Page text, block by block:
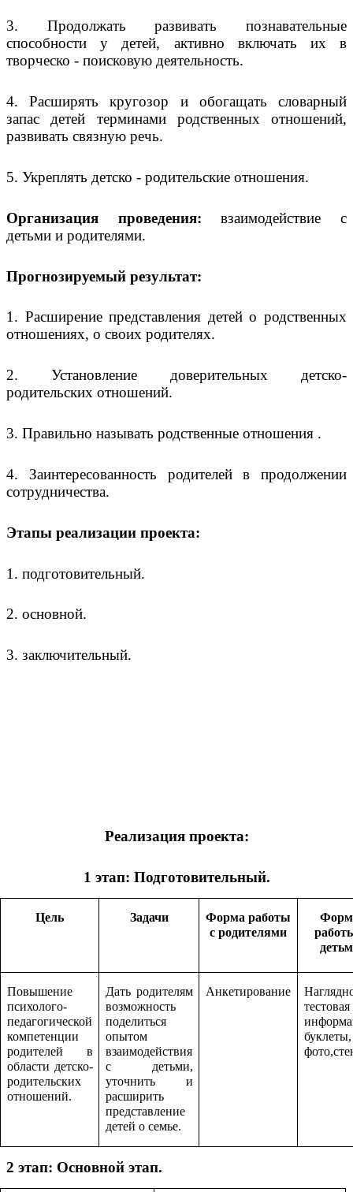
3. Продолжать развивать познавательные
способности у детей, активно включать их в
творческо - поисковую деятельность.
4. Расширять кругозор и обогащать словарный
запас детей терминами родственных отношений,
развивать связную речь.
5. Укреплять детско - родительские отношения.
Организация проведения: взаимодействие с
детьми и родителями.
Прогнозируемый результат:
1. Расширение представления детей о родственных
отношениях, о своих родителях.
2. Установление доверительных детско-
родительских отношений.
3. Правильно называть родственные отношения .
4. Заинтересованность родителей в продолжении
сотрудничества.
Этапы реализации проекта:
1. подготовительный.
2. основной.
3. заключительный.
Реализация проекта:
1 этап: Подготовительный.
Цель Задачи
Форма работы
с родителями
Повышение
психолого-
педагогической
компетенции
родителей в
области детско-
родительских
отношений.
Дать родителям
возможность
поделиться
опытом
взаимодействия
с детьми,
уточнить и
расширить
представление
детей о семье.
Анкетирование
тестовая
буклеты,
2 этап: Основной этап.